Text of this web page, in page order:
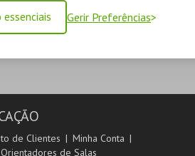
essenciais Gerir Preferências
de Clientes
Minha Conta
Orientadores de Salas